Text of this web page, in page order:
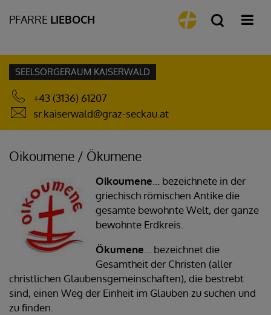
PFARRE LIEBOCH
SEELSORGERAUM KAISERWALD
+43 (3136) 61207
sr.kaiserwald@graz-seckau.at
Oikoumene / Ökumene
Oikoumene… bezeichnete in der
griechisch römischen Antike die
gesamte bewohnte Welt, der ganze
bewohnte Erdkreis.
Ökumene… bezeichnet die
Gesamtheit der Christen (aller
christlichen Glaubensgemeinschaften), die bestrebt
sind, einen Weg der Einheit im Glauben zu suchen und
zu finden.